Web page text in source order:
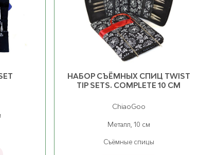
НАБОР СЪЁМНЫХ СПИЦ TWIST
TIP SETS. COMPLETE 10 СМ
ChiaoGoo
Металл, 10 см
Съёмные спицы